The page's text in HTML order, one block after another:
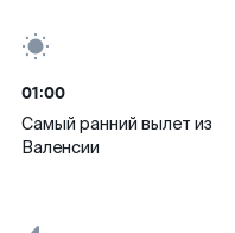
01:00
Самый ранний вылет из
Валенсии